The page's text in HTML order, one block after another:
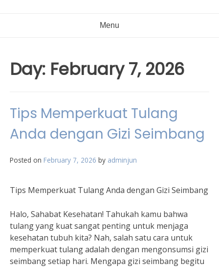
Menu
Day: February 7, 2026
Tips Memperkuat Tulang
Anda dengan Gizi Seimbang
Posted on February 7, 2026 by adminjun
Tips Memperkuat Tulang Anda dengan Gizi Seimbang
Halo, Sahabat Kesehatan! Tahukah kamu bahwa
tulang yang kuat sangat penting untuk menjaga
kesehatan tubuh kita? Nah, salah satu cara untuk
memperkuat tulang adalah dengan mengonsumsi gizi
seimbang setiap hari. Mengapa gizi seimbang begitu